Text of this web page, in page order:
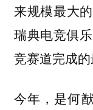
来规模最大
瑞典电竞俱
竞赛道完成的
今年，是何